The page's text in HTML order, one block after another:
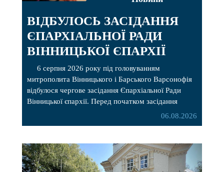
ВІДБУЛОСЬ ЗАСІДАННЯ
ЄПАРХІАЛЬНОЇ РАДИ
ВІННИЦЬКОЇ ЄПАРХІЇ
6 серпня 2026 року під головуванням
митрополита Вінницького і Барського Варсонофія
відбулося чергове засідання Єпархіальної Ради
Вінницької єпархії. Перед початком засідання
секретар Єпархіальної Ради від імені членів Ради
побажавши йому міцного здоров’я, Божої
допомоги, миру, духовної радості та
благословенних успіхів у подальшому
06.08.2026